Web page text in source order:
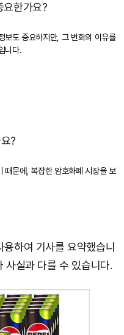
요한가요?
보도 중요하지만, 그 변화의 이유를
니다.
?
때문에, 복잡한 암호화폐 시장을 보
하여 기사를 요약했습니
사실과 다를 수 있습니다.